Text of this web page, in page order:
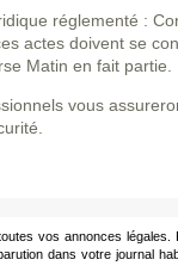
réglementé :
actes doivent se
Matin en fait partie.
vous
vos annonces
dans votre journal